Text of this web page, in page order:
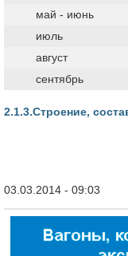
май - июнь
июль
август
сентябрь
2.1.3.Строение,
03.03.2014 - 09:03